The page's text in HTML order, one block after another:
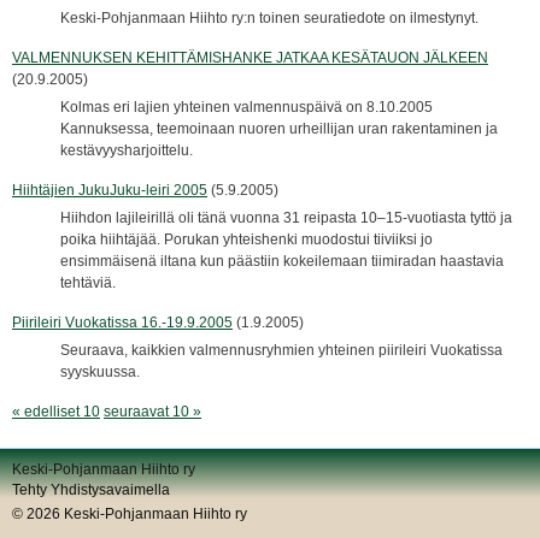
Keski-Pohjanmaan Hiihto ry:n toinen seuratiedote on ilmestynyt.
VALMENNUKSEN KEHITTÄMISHANKE JATKAA KESÄTAUON JÄLKEEN
(20.9.2005)
Kolmas eri lajien yhteinen valmennuspäivä on 8.10.2005
Kannuksessa, teemoinaan nuoren urheillijan uran rakentaminen ja
kestävyysharjoittelu.
Hiihtäjien JukuJuku-leiri 2005 (5.9.2005)
Hiihdon lajileirillä oli tänä vuonna 31 reipasta 10–15-vuotiasta tyttö ja
poika hiihtäjää. Porukan yhteishenki muodostui tiiviiksi jo
ensimmäisenä iltana kun päästiin kokeilemaan tiimiradan haastavia
tehtäviä.
Piirileiri Vuokatissa 16.-19.9.2005 (1.9.2005)
Seuraava, kaikkien valmennusryhmien yhteinen piirileiri Vuokatissa
syyskuussa.
« edelliset 10 seuraavat 10 »
Keski-Pohjanmaan Hiihto ry
Tehty Yhdistysavaimella
© 2026 Keski-Pohjanmaan Hiihto ry